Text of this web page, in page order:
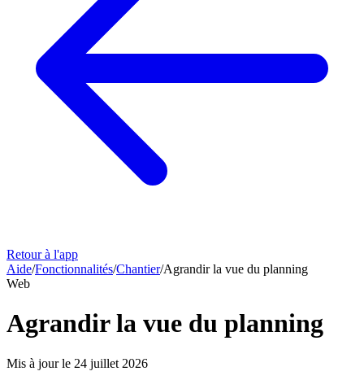
Retour à l'app
Aide/Fonctionnalités/Chantier/Agrandir la vue du planning
Web
Agrandir la vue du planning
Mis à jour le 24 juillet 2026